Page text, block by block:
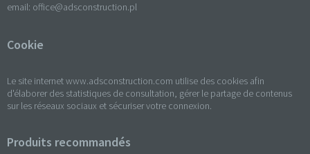
email: office@adsconstruction.pl
Cookie
Le site internet www.adsconstruction.com utilise des cookies afin
d'élaborer des statistiques de consultation, gérer le partage de contenus
sur les réseaux sociaux et sécuriser votre connexion.
Produits recommandés